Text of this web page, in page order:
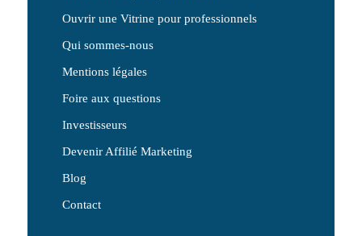
Ouvrir une Vitrine pour professionnels
Qui sommes-nous
Mentions légales
Foire aux questions
Investisseurs
Devenir Affilié Marketing
Blog
Contact